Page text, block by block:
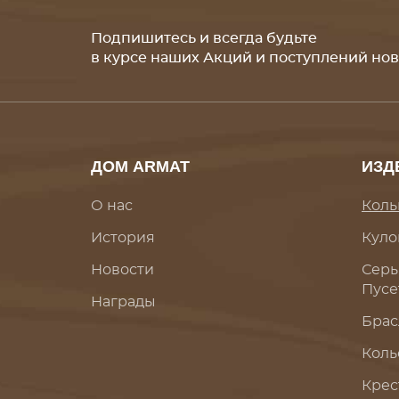
Подпишитесь и всегда будьте
в курсе наших Акций и поступлений
ДОМ ARMAT
О нас
История
Новости
Награды